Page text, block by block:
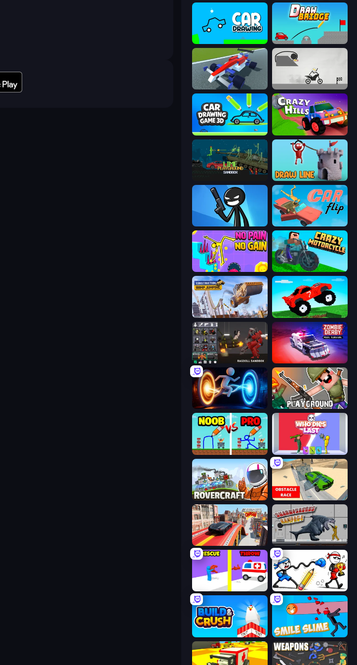
Car Drawing Game Draw Bridge
Genius Car 2
Car Drawing Game 3D Crazy Hills
Draw Line
Car Flip!
No Pain No Gain - Ragdoll Sandbox Crazy Motorcycle
Construction Ramp Jumping Funny Mad Racing
Last Play: Ragdoll Sandbox Zombie Derby: Pixel Survival
Portal Escape Playground
DOP Noob: Draw to Save Who Dies Last?
Rovercraft Obstacle Race: Destroying Simulator!
Slingshot Crash Sharkosaurus Rampage
Rescue Throw Doodle Smash
Build and Crush Smile Slime